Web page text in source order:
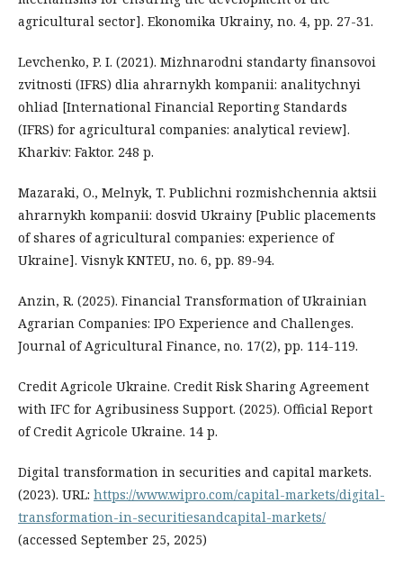
agricultural sector]. Ekonomika Ukrainy, no. 4, pp. 27-31.
Levchenko, P. I. (2021). Mizhnarodni standarty finansovoi
zvitnosti (IFRS) dlia ahrarnykh kompanii: analitychnyi
ohliad [International Financial Reporting Standards
(IFRS) for agricultural companies: analytical review].
Kharkiv: Faktor. 248 p.
Mazaraki, O., Melnyk, T. Publichni rozmishchennia aktsii
ahrarnykh kompanii: dosvid Ukrainy [Public placements
of shares of agricultural companies: experience of
Ukraine]. Visnyk KNTEU, no. 6, pp. 89-94.
Anzin, R. (2025). Financial Transformation of Ukrainian
Agrarian Companies: IPO Experience and Challenges.
Journal of Agricultural Finance, no. 17(2), pp. 114-119.
Credit Agricole Ukraine. Credit Risk Sharing Agreement
with IFC for Agribusiness Support. (2025). Official Report
of Credit Agricole Ukraine. 14 p.
Digital transformation in securities and capital markets.
(2023). URL: https://www.wipro.com/capital-markets/digital-
transformation-in-securitiesandcapital-markets/
(accessed September 25, 2025)